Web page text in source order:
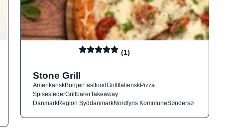
(1)
Stone Grill
AmerikanskBurgerFastfoodGrillItalienskPizza
SpisestederGrillbarerTakeaway
DanmarkRegion SyddanmarkNordfyns KommuneSøndersø